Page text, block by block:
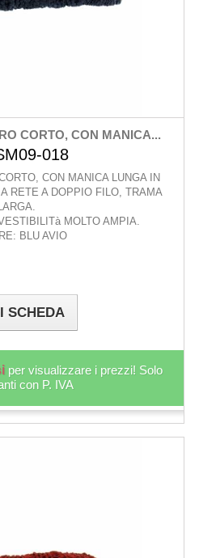
CORTO, CON MANICA...
018
CON MANICA LUNGA IN
RETE A DOPPIO FILO, TRAMA
MOLTO AMPIA.
BLU AVIO
SCHEDA
per visualizzare i prezzi! Solo
con P. IVA